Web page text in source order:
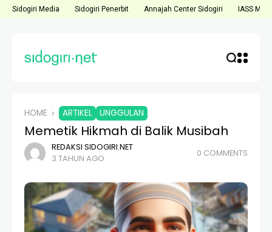
Sidogiri Media Sidogiri Penerbit Annajah Center Sidogiri IASS
HOME ARTIKEL UNGGULAN
Memetik Hikmah di Balik Musibah
REDAKSI SIDOGIRI.NET
3 TAHUN AGO
0 COMMENTS